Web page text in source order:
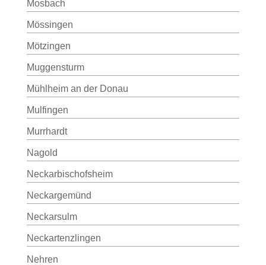
Mosbach
Mössingen
Mötzingen
Muggensturm
Mühlheim an der Donau
Mulfingen
Murrhardt
Nagold
Neckarbischofsheim
Neckargemünd
Neckarsulm
Neckartenzlingen
Nehren